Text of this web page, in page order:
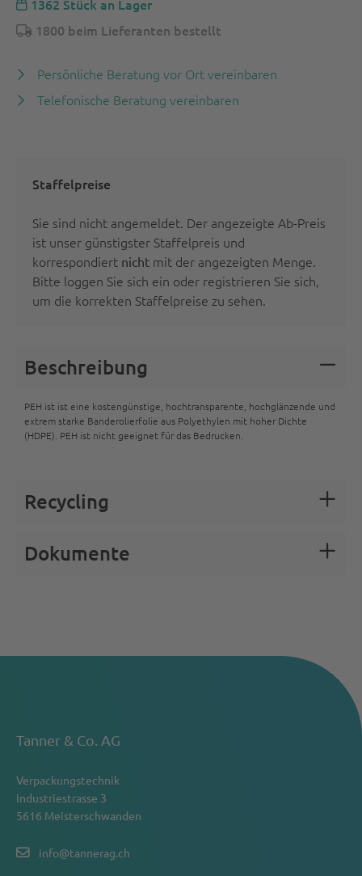
1362 Stück an Lager
1800 beim Lieferanten bestellt
Persönliche Beratung vor Ort vereinbaren
Telefonische Beratung vereinbaren
Staffelpreise
Sie sind nicht angemeldet. Der angezeigte Ab-Preis
ist unser günstigster Staffelpreis und
korrespondiert nicht mit der angezeigten Menge.
Bitte loggen Sie sich ein oder registrieren Sie sich,
um die korrekten Staffelpreise zu sehen.
Beschreibung
PEH ist ist eine kostengünstige, hochtransparente, hochglänzende und
extrem starke Banderolierfolie aus Polyethylen mit hoher Dichte
(HDPE). PEH ist nicht geeignet für das Bedrucken.
Recycling
Dokumente
Tanner & Co. AG
Verpackungstechnik
Industriestrasse 3
5616 Meisterschwanden
info@tannerag.ch